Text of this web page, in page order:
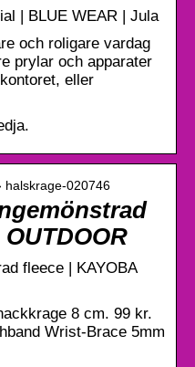
| BLUE WEAR | Jula
och roligare vardag
prylar och apparater
eller
halskrage-020746
fleece | KAYOBA
8 cm. 99 kr.
Wrist-Brace 5mm